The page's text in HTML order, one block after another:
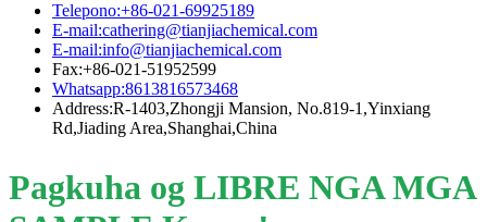
Telepono:+86-021-69925189
E-mail:cathering@tianjiachemical.com
E-mail:info@tianjiachemical.com
Fax:+86-021-51952599
Whatsapp:8613816573468
Address:R-1403,Zhongji Mansion, No.819-1,Yinxiang
Rd,Jiading Area,Shanghai,China
Pagkuha og LIBRE NGA MGA